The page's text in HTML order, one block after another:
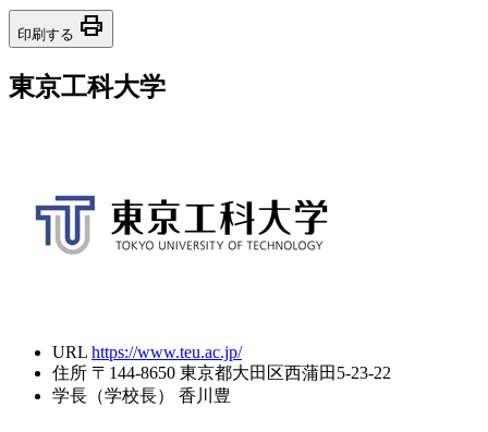
印刷する print
東京工科大学
URL https://www.teu.ac.jp/
住所 〒144-8650 東京都大田区西蒲田5-23-22
学長（学校長）
香川豊